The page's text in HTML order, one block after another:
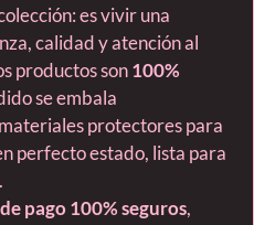
es vivir una
calidad y atención al
productos son100%
se embala
protectores para
perfecto estado, lista para
pago 100% seguros,